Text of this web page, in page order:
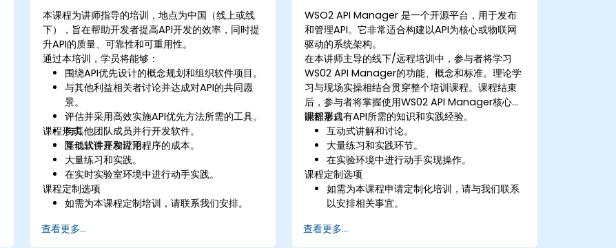
本课程为讲师指导的培训，地点为中国（线上或线
下），旨在帮助开发者提高API开发的效率，同时提
升API的质量、可靠性和可重用性。
通过本培训，学员将能够：
围绕API优先设计的概念规划和组织软件项目。
与其他利益相关者讨论并达成对API的共同愿
景。
评估并采用高效实施API优先方法所需的工具。
与其他团队成员并行开发软件。
降低软件开发应用程序的成本。
课程形式
互动式讲座和讨论。
大量练习和实践。
在实时实验室环境中进行动手实践。
课程定制选项
如需为本课程定制培训，请联系我们安排。
查看更多...
WSO2 API Manager 是一个开源平台，用于发布
和管理API。它非常适合构建以API为核心或物联网
驱动的系统架构。
在本讲师主导的线下/远程培训中，参与者将学习
WS02 API Manager的功能、概念和标准。理论学
习与现场实操相结合贯穿整个培训课程。课程结束
后，参与者将掌握使用WS02 API Manager核心功
能部署自有API所需的知识和实践经验。
课程形式
互动式讲解和讨论。
大量练习和实践环节。
在实验环境中进行动手实现操作。
课程定制选项
如需为本课程申请定制化培训，请与我们联系
以安排相关事宜。
查看更多...